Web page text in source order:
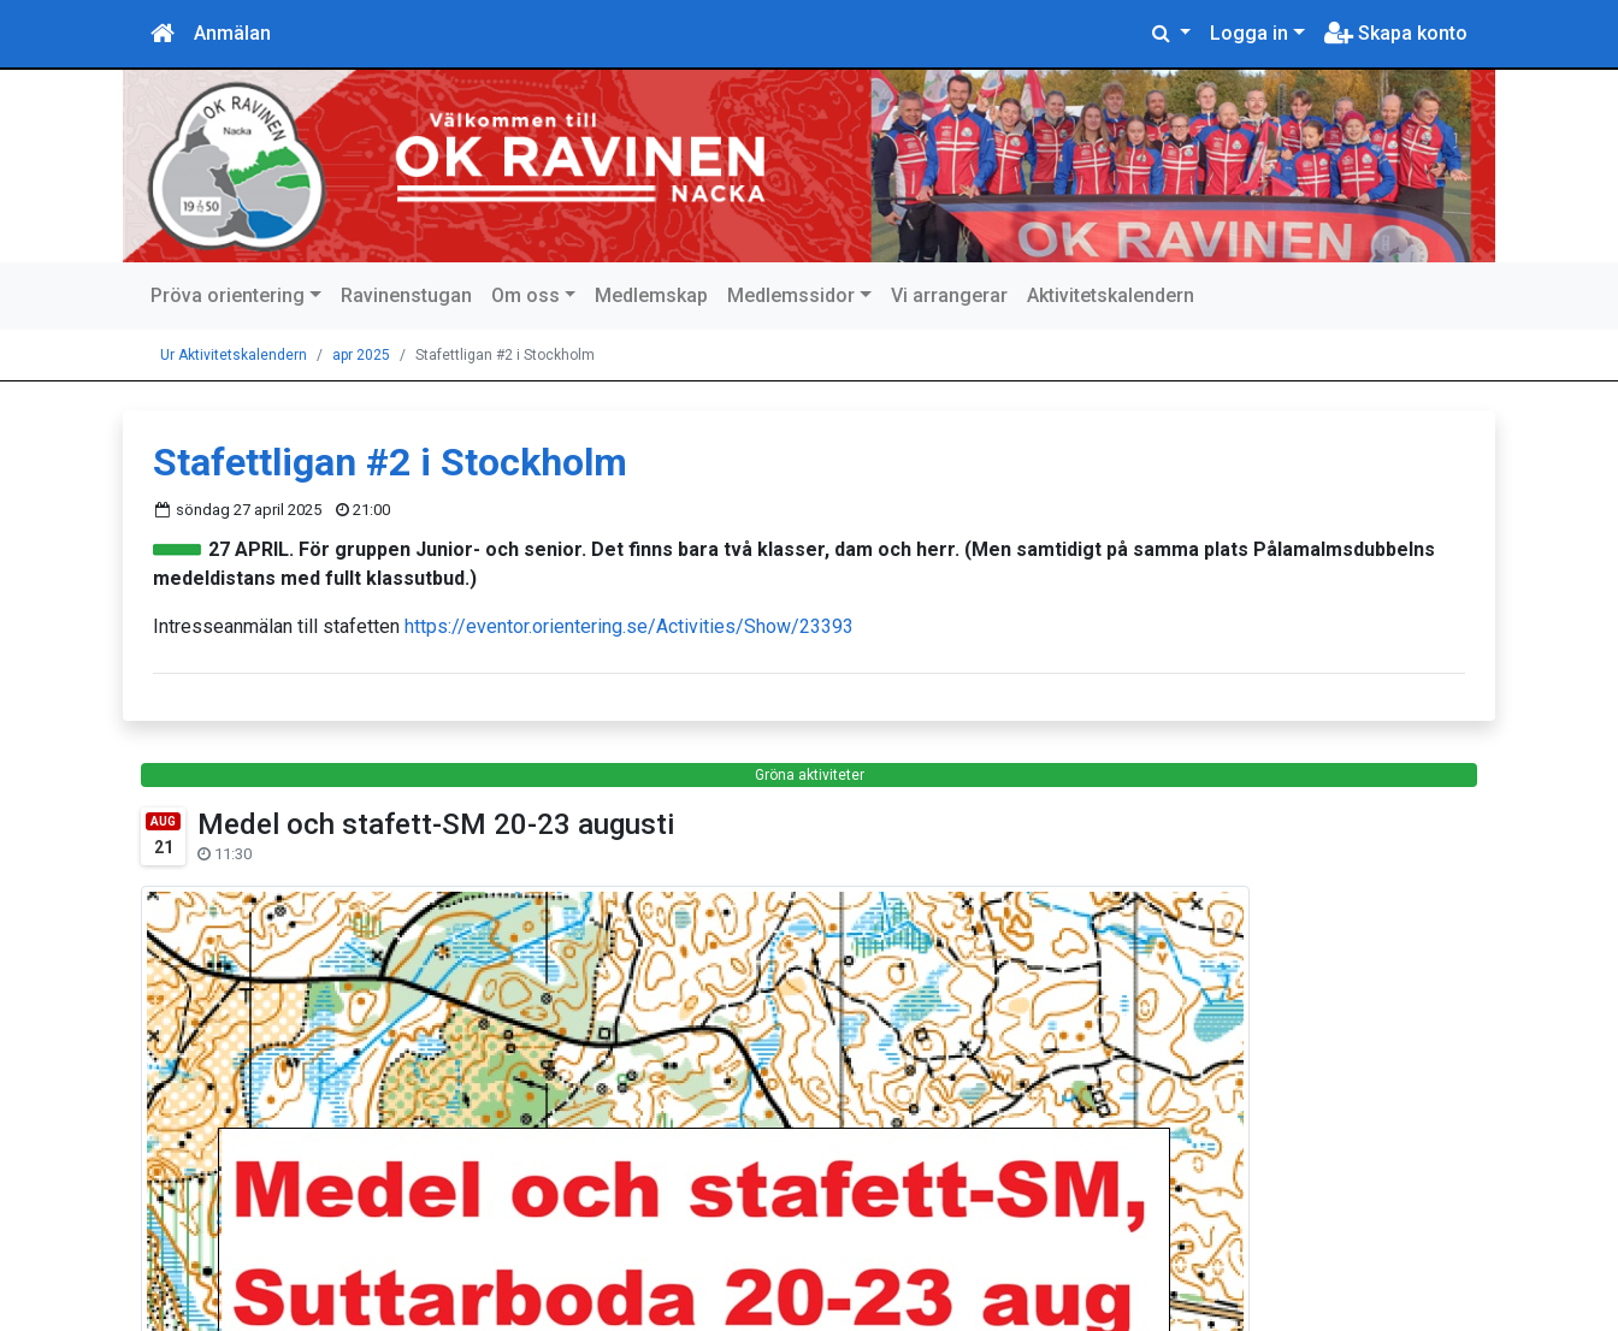
Anmälan Logga in Skapa konto
Pröva orientering Ravinenstugan Om oss Medlemskap Medlemssidor Vi arrangerar Aktivitetskalendern
Ur Aktivitetskalendern apr 2025 Stafettligan #2 i Stockholm
Stafettligan #2 i Stockholm
söndag 27 april 2025 21:00
27 APRIL. För gruppen Junior- och senior. Det finns bara två klasser, dam och herr. (Men samtidigt på samma plats Pålamalmsdubbelns
medeldistans med fullt klassutbud.)
Intresseanmälan till stafetten https://eventor.orientering.se/Activities/Show/23393
Gröna aktiviteter
AUG
21
Medel och stafett-SM 20-23 augusti
11:30